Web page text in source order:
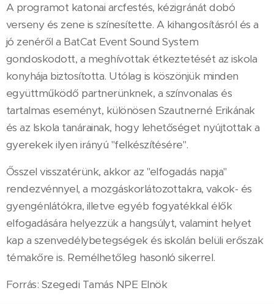
A programot katonai arcfestés, kézigránát dobó
verseny és zene is színesítette. A kihangosításról és a
jó zenéről a BatCat Event Sound System
gondoskodott, a meghívottak étkeztetését az iskola
konyhája biztosította. Utólag is köszönjük minden
együttműködő partnerünknek, a színvonalas és
tartalmas eseményt, különösen Szautnerné Erikának
és az Iskola tanárainak, hogy lehetőséget nyújtottak a
gyerekek ilyen irányú "felkészítésére".
Ősszel visszatérünk, akkor az "elfogadás napja"
rendezvénnyel, a mozgáskorlátozottakra, vakok- és
gyengénlátókra, illetve egyéb fogyatékkal élők
elfogadására helyezzük a hangsúlyt, valamint helyet
kap a szenvedélybetegségek és iskolán belüli erőszak
témakőre is. Remélhetőleg hasonló sikerrel.
Forrás: Szegedi Tamás NPE Elnök